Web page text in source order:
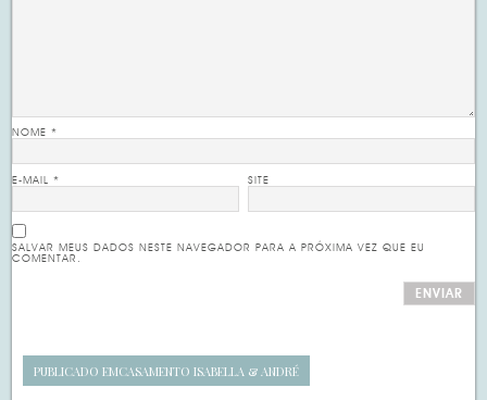
NOME*
E-MAIL* SITE
SALVAR MEUS DADOS NESTE NAVEGADOR PARA A PRÓXIMA VEZ QUE EU
COMENTAR.
PUBLICADO EMCASAMENTO ISABELLA & ANDRÉ